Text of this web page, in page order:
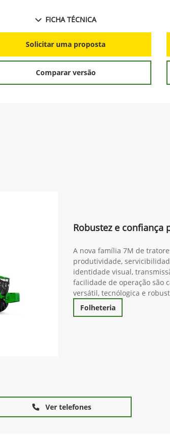
FICHA TÉCNICA
Solicitar uma proposta
Comparar versão
Robustez e confiança
A nova família 7M de
produtividade,
identidade visual,
facilidade de operação são
versátil, tecnólogica e
Folheteria
Ver telefones